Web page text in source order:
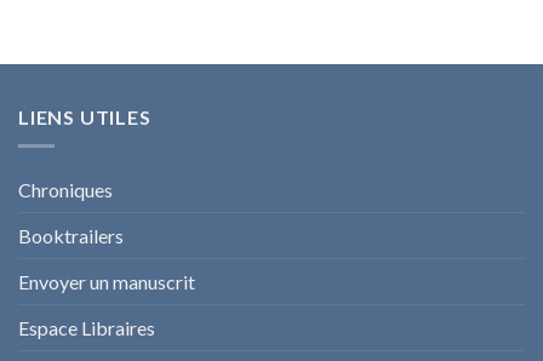
LIENS UTILES
Chroniques
Booktrailers
Envoyer un manuscrit
Espace Libraires